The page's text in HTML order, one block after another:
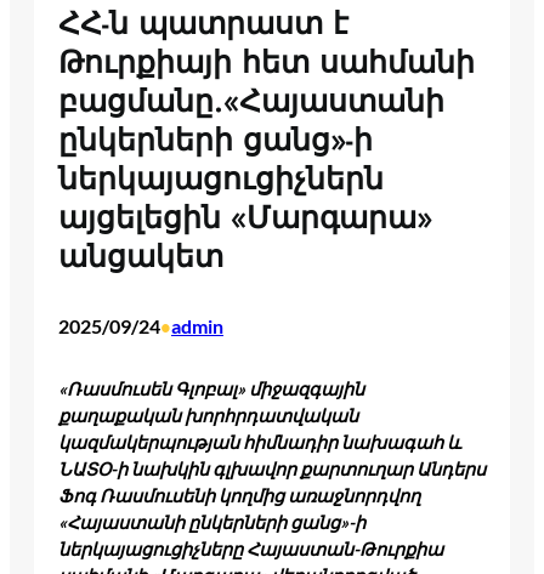
ՀՀ-ն պատրաստ է
Թուրքիայի հետ սահմանի
բացմանը.«Հայաստանի
ընկերների ցանց»-ի
ներկայացուցիչներն
այցելեցին «Մարգարա»
անցակետ
2025/09/24•admin
«Ռասմուսեն Գլոբալ» միջազգային
քաղաքական խորհրդատվական
կազմակերպության հիմնադիր նախագահ և
ՆԱՏՕ-ի նախկին գլխավոր քարտուղար Անդերս
Ֆոգ Ռասմուսենի կողմից առաջնորդվող
«Հայաստանի ընկերների ցանց»-ի
ներկայացուցիչները Հայաստան-Թուրքիա